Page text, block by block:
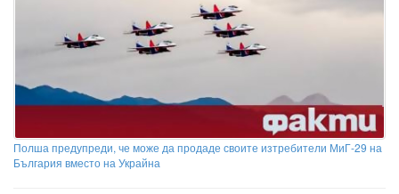
Полша предупреди, че може да продаде своите изтребители МиГ-29 на
България вместо на Украйна